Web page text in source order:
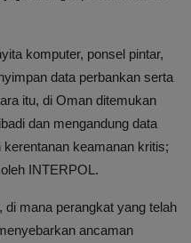
komputer, ponsel pintar,
data perbankan serta
itu, di Oman ditemukan
dan mengandung data
keamanan kritis;
INTERPOL.
di mana perangkat yang telah
ancaman